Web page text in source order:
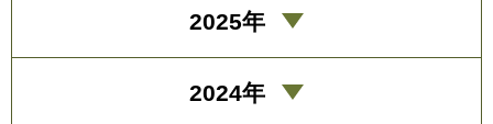
2025年
2024年